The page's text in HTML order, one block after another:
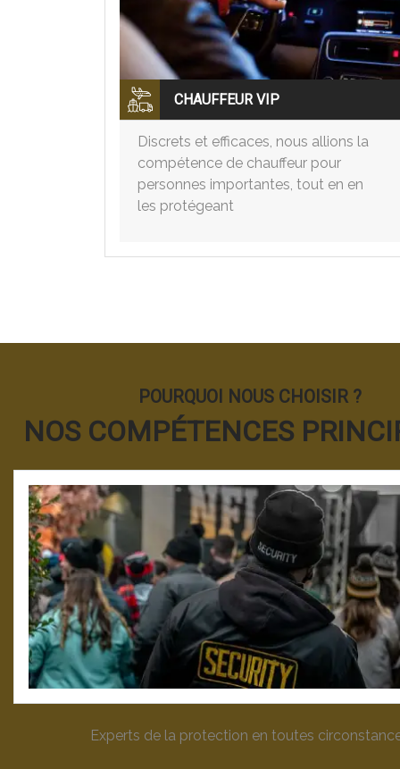
CHAUFFEUR VIP
Discrets et efficaces, nous allions la
compétence de chauffeur pour
personnes importantes, tout en en
les protégeant
POURQUOI NOUS CHOISIR ?
NOS COMPÉTENCES
Experts de la protection en toutes